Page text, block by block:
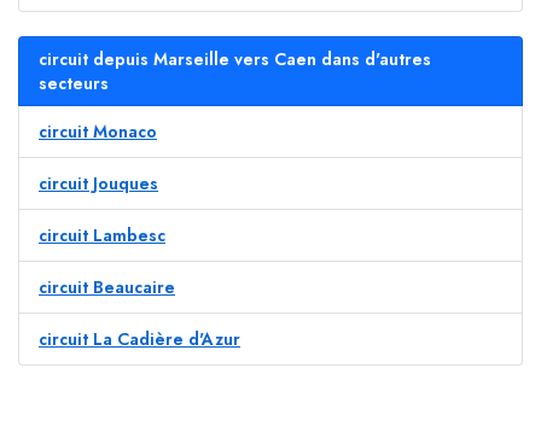
circuit depuis Marseille vers Caen dans d'autres
secteurs
circuit Monaco
circuit Jouques
circuit Lambesc
circuit Beaucaire
circuit La Cadière d'Azur